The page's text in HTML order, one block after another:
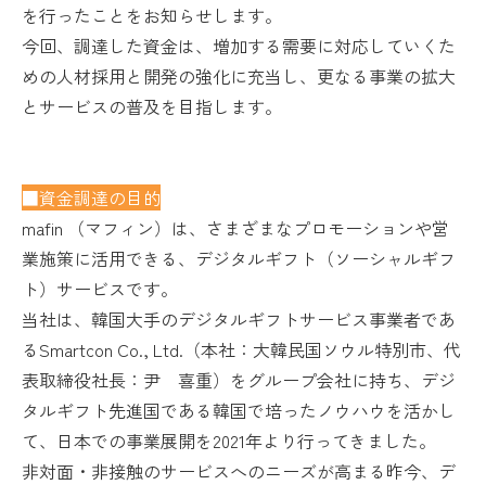
を行ったことをお知らせします。
今回、調達した資金は、増加する需要に対応していくた
めの人材採用と開発の強化に充当し、更なる事業の拡大
とサービスの普及を目指します。
■資金調達の目的
mafin （マフィン）は、さまざまなプロモーションや営
業施策に活用できる、デジタルギフト（ソーシャルギフ
ト）サービスです。
当社は、韓国大手のデジタルギフトサービス事業者であ
るSmartcon Co., Ltd.（本社：大韓民国ソウル特別市、代
表取締役社長：尹 喜重）をグループ会社に持ち、デジ
タルギフト先進国である韓国で培ったノウハウを活かし
て、日本での事業展開を2021年より行ってきました。
非対面・非接触のサービスへのニーズが高まる昨今、デ